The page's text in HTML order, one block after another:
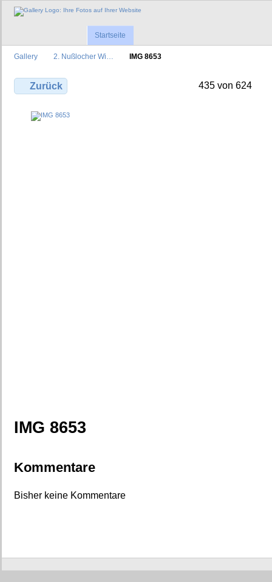
Startseite
Gallery 2. Nußlocher Wi… IMG 8653
Zurück 435 von 624
IMG 8653
Kommentare
Bisher keine Kommentare